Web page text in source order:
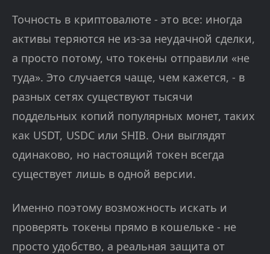
Точность в криптовалюте - это все: иногда
активы теряются не из-за неудачной сделки,
а просто потому, что токены отправили «не
туда». Это случается чаще, чем кажется, - в
разных сетях существуют тысячи
поддельных копий популярных монет, таких
как USDT, USDC или SHIB. Они выглядят
одинаково, но настоящий токен всегда
существует лишь в одной версии.
Именно поэтому возможность искать и
проверять токены прямо в кошельке - не
просто удобство, а реальная защита от